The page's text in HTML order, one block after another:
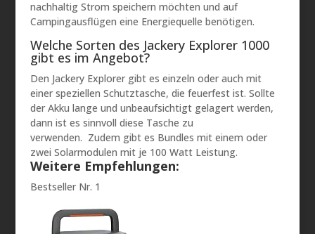
nachhaltig Strom speichern möchten und auf
Campingausflügen eine Energiequelle benötigen.
Welche Sorten des Jackery Explorer 1000
gibt es im Angebot?
Den Jackery Explorer gibt es einzeln oder auch mit
einer speziellen Schutztasche, die feuerfest ist. Sollte
der Akku lange und unbeaufsichtigt gelagert werden,
dann ist es sinnvoll diese Tasche zu
verwenden. Zudem gibt es Bundles mit einem oder
zwei Solarmodulen mit je 100 Watt Leistung.
Weitere Empfehlungen:
Bestseller Nr. 1